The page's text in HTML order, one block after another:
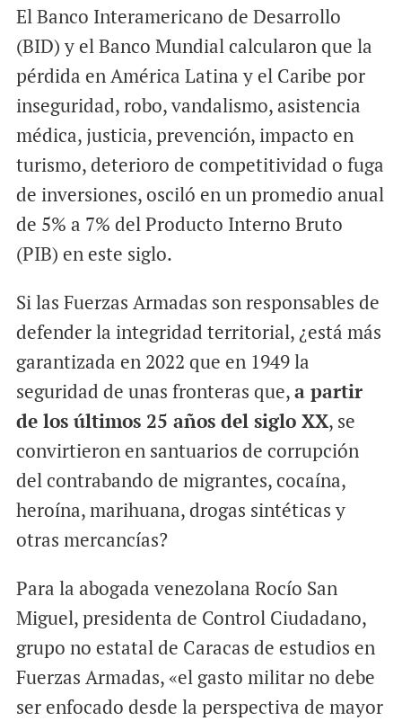
El Banco Interamericano de Desarrollo
(BID) y el Banco Mundial calcularon que la
pérdida en América Latina y el Caribe por
inseguridad, robo, vandalismo, asistencia
médica, justicia, prevención, impacto en
turismo, deterioro de competitividad o fuga
de inversiones, osciló en un promedio anual
de 5% a 7% del Producto Interno Bruto
(PIB) en este siglo.
Si las Fuerzas Armadas son responsables de
defender la integridad territorial, ¿está más
garantizada en 2022 que en 1949 la
seguridad de unas fronteras que,a partir
de los últimos 25 años del siglo XX, se
convirtieron en santuarios de corrupción
del contrabando de migrantes, cocaína,
heroína, marihuana, drogas sintéticas y
otras mercancías?
Para la abogada venezolana Rocío San
Miguel, presidenta de Control Ciudadano,
grupo no estatal de Caracas de estudios en
Fuerzas Armadas, «el gasto militar no debe
ser enfocado desde la perspectiva de mayor